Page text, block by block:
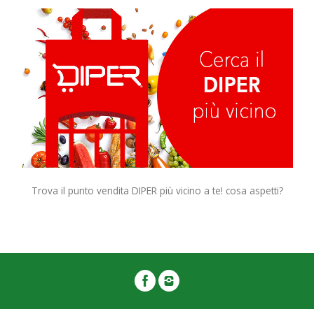
Trova il punto vendita DIPER più vicino a te! cosa aspetti?